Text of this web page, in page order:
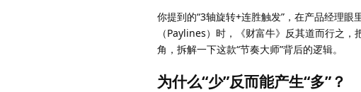
你提到的“3轴旋转+连胜触发”，在产品经理
（Paylines）时，《财富牛》反其道而行之
角，拆解一下这款“节奏大师”背后的逻辑。
为什么“少”反而能产生“多”？